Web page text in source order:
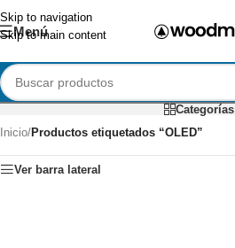
Skip to navigation
Skip to main content
Menú
Categorías
Inicio/Productos etiquetados “OLED”
Ver barra lateral